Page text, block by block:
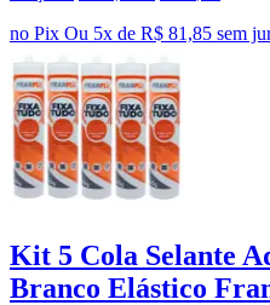
no Pix Ou 5x de R$ 81,85 sem
Kit 5 Cola Selante
Branco Elástico